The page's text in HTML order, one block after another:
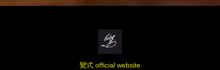
鸞式 official website